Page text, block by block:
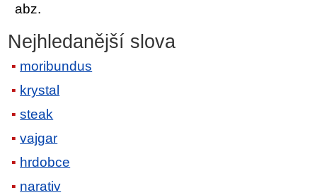
abz.
Nejhledanější slova
moribundus
krystal
steak
vajgar
hrdobce
narativ